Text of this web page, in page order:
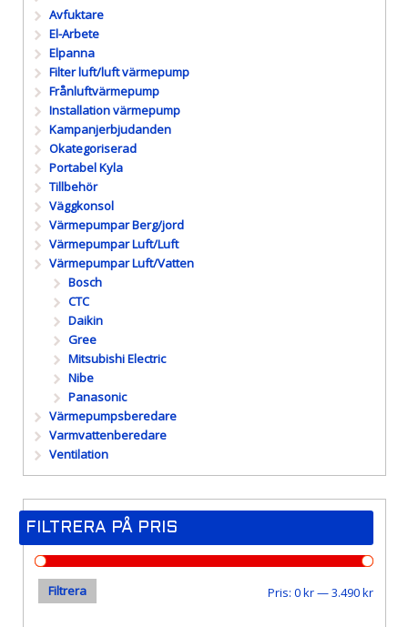
Avfuktare
El-Arbete
Elpanna
Filter luft/luft värmepump
Frånluftvärmepump
Installation värmepump
Kampanjerbjudanden
Okategoriserad
Portabel Kyla
Tillbehör
Väggkonsol
Värmepumpar Berg/jord
Värmepumpar Luft/Luft
Värmepumpar Luft/Vatten
Bosch
CTC
Daikin
Gree
Mitsubishi Electric
Nibe
Panasonic
Värmepumpsberedare
Varmvattenberedare
Ventilation
FILTRERA PÅ PRIS
Min
Max
Filtrera Pris:0 kr—3.490 kr